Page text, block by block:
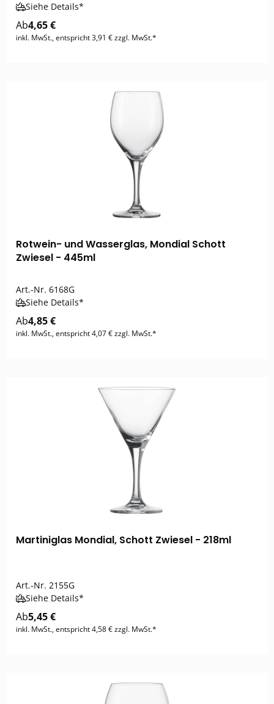
Siehe Details*
Ab4,65 €
inkl. MwSt., entspricht 3,91 € zzgl. MwSt.*
Rotwein- und Wasserglas, Mondial Schott
Zwiesel - 445ml
Art.-Nr. 6168G
Siehe Details*
Ab4,85 €
inkl. MwSt., entspricht 4,07 € zzgl. MwSt.*
Martiniglas Mondial, Schott Zwiesel - 218ml
Art.-Nr. 2155G
Siehe Details*
Ab5,45 €
inkl. MwSt., entspricht 4,58 € zzgl. MwSt.*